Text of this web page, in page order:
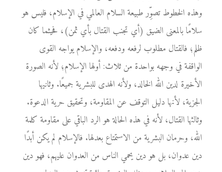
وهذه الخطوط تصوِّر طبيعة السلام العالمي في الإسلام، فليس هو
سلامًا بالمعنى الضيق (أي تجنب القتال بأي ثمن)، فحيثما كان
ظلم؛ فالقتال مطلوب لرفعه ودفعه، والإسلام يواجه القوى
الواقفة في وجهه بواحدة من ثلاث: أولها الإسلام؛ لأنه الصورة
الأخيرة لدين الله الخالد، ولأنه الهدى للبشرية جميعًا. وثانيها
الجزية، لأنها دليل التوقف عن المقاومة، وتحقيق حرية الدعوة.
وثالثها القتال، لأنه في هذه الحالة هو الرد الباقي على مقاومة كلمة
الله، وحرمان البشرية من الاستمتاع بعدلها. فالإسلام لم يكن أبدًا
دين عدوان، بل هو دين يحمي الناس من العدوان عليهم، فهو دين